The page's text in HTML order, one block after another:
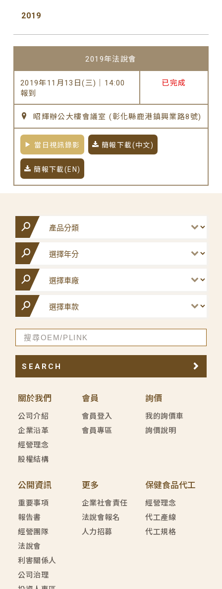
2019
2019年法說會
2019年11月13日(三)｜14:00
報到
已完成
昭輝辦公大樓會議室 (彰化縣鹿港鎮興業路8號)
當日視訊錄影 簡報下載(中文)
簡報下載(EN)
關於我們
公司介紹
企業沿革
經營理念
股權結構
會員
會員登入
會員專區
詢價
我的詢價車
詢價說明
公開資訊
重要事項
報告書
經營團隊
法說會
利害關係人
公司治理
更多
企業社會責任
法說會報名
人力招募
保健食品代工
經營理念
代工產線
代工規格
SEARCH